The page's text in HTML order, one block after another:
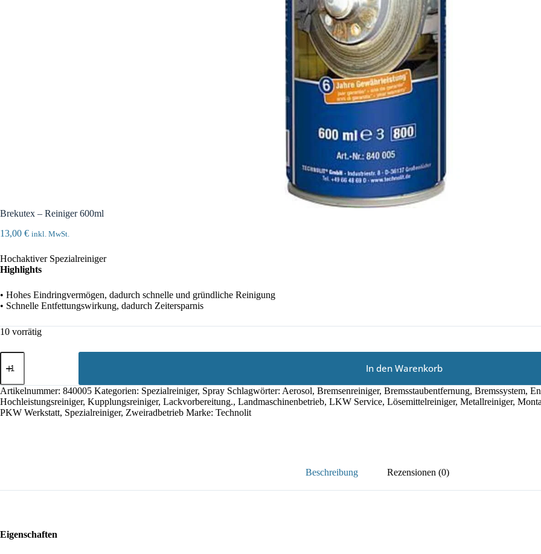
Brekutex – Reiniger 600ml
13,00 € inkl. MwSt.
Hochaktiver Spezialreiniger
Highlights
• Hohes Eindringvermögen, dadurch schnelle und gründliche Reinigung
• Schnelle Entfettungswirkung, dadurch Zeitersparnis
10 vorrätig
Brekutex
600ml
Menge
In den Warenkorb
Artikelnummer: 840005 Kategorien: Spezialreiniger, Spray Schlagwörter: Aerosol, Bremsenreiniger, Bremsstaubentfernung, Bremssystem,
Hochleistungsreiniger, Kupplungsreiniger, Lackvorbereitung., Landmaschinenbetrieb, LKW Service, Lösemittelreiniger, Metallreiniger,
PKW Werkstatt, Spezialreiniger, Zweiradbetrieb Marke: Technolit
Beschreibung Rezensionen (0)
Eigenschaften